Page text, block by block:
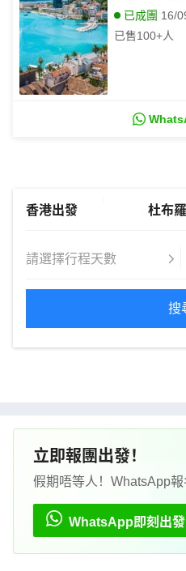
耶卡、普拉
湖、天然湖
費/免收服務
已成團 16/
已售100+人
搜
立即報團出發！
假期唔等人！WhatsApp報
WhatsApp即刻出發